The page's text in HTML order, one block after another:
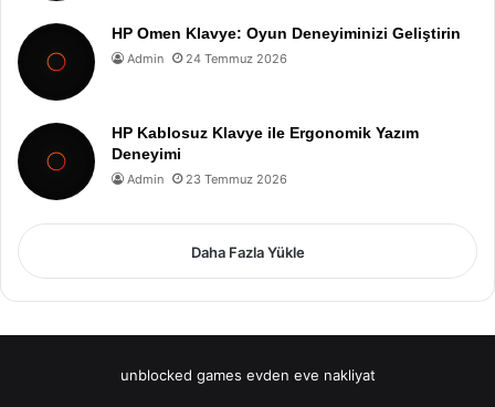
HP Omen Klavye: Oyun Deneyiminizi Geliştirin
Admin 24 Temmuz 2026
HP Kablosuz Klavye ile Ergonomik Yazım
Deneyimi
Admin 23 Temmuz 2026
Daha Fazla Yükle
unblocked games evden eve nakliyat